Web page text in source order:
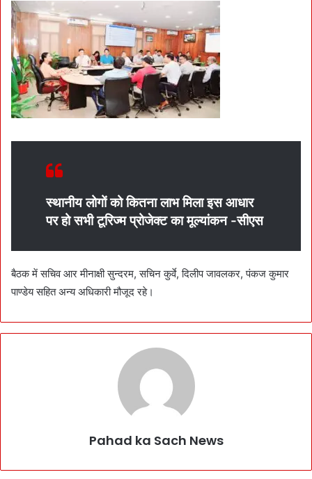
स्थानीय लोगों को कितना लाभ मिला इस आधार
पर हो सभी टूरिज्म प्रोजेक्ट का मूल्यांकन -सीएस
बैठक में सचिव आर मीनाक्षी सुन्दरम, सचिन कुर्वे, दिलीप जावलकर, पंकज कुमार
पाण्डेय सहित अन्य अधिकारी मौजूद रहे।
Pahad ka Sach News